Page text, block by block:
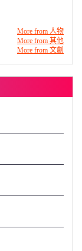
More from 人物
More from 其他
More from 文創